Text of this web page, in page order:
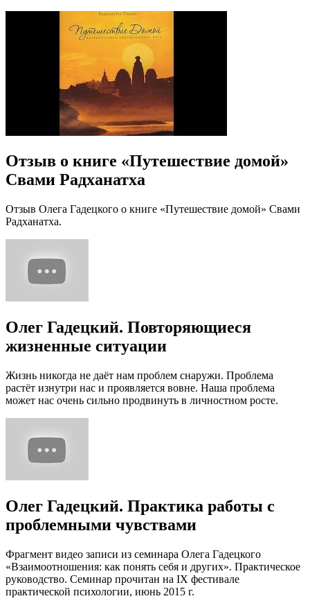
Отзыв о книге «Путешествие домой»
Свами Радханатха
Отзыв Олега Гадецкого о книге «Путешествие домой» Свами
Радханатха.
Олег Гадецкий. Повторяющиеся
жизненные ситуации
Жизнь никогда не даёт нам проблем снаружи. Проблема
растёт изнутри нас и проявляется вовне. Наша проблема
может нас очень сильно продвинуть в личностном росте.
Олег Гадецкий. Практика работы с
проблемными чувствами
Фрагмент видео записи из семинара Олега Гадецкого
«Взаимоотношения: как понять себя и других». Практическое
руководство. Семинар прочитан на IX фестивале
практической психологии, июнь 2015 г.